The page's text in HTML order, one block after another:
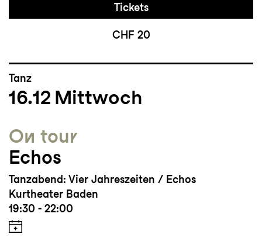
Tickets
CHF 20
Tanz
16.12 Mittwoch
On tour
Echos
Tanzabend: Vier Jahreszeiten / Echos
Kurtheater Baden
19:30 - 22:00